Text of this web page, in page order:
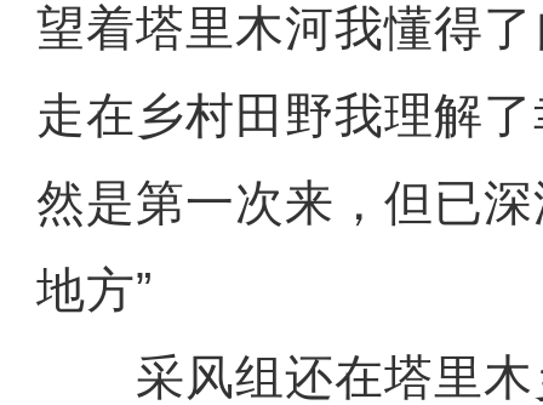
望着塔里木河我懂得
走在乡村田野我理解
然是第一次来，但已
地方”
采风组还在塔里木